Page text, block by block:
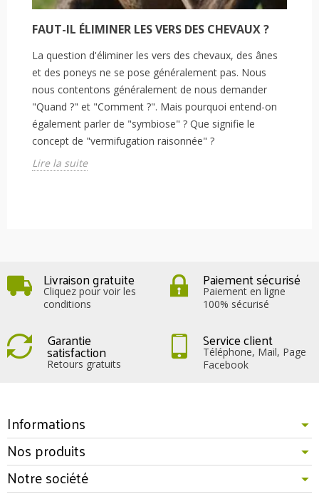
FAUT-IL ÉLIMINER LES VERS DES CHEVAUX ?
La question d'éliminer les vers des chevaux, des ânes
et des poneys ne se pose généralement pas. Nous
nous contentons généralement de nous demander
"Quand ?" et "Comment ?". Mais pourquoi entend-on
également parler de "symbiose" ? Que signifie le
concept de "vermifugation raisonnée" ?
Lire la suite
Livraison gratuite
Cliquez pour voir les
conditions
Paiement sécurisé
Paiement en ligne
100% sécurisé
Garantie
satisfaction
Retours gratuits
Service client
Téléphone, Mail, Page
Facebook
Informations
Nos produits
Notre société